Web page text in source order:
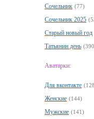
Сочельник (77)
Сочельник 2025
Старый новый год
Татьянин день
Аватарки:
Для вконтакте
Женские (144)
Мужские (141)